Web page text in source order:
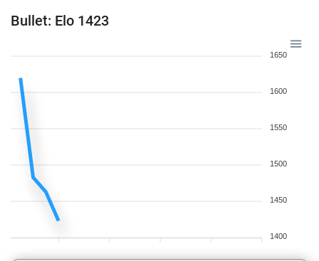
Bullet: Elo 1423
1650
1600
1550
1500
1450
1400